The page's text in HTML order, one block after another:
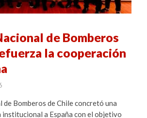
de Bomberos
la cooperación
de Bomberos de Chile concretó una
a España con el objetivo